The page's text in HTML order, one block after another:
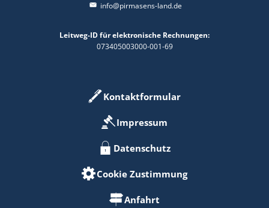
info@pirmasens-land.de
Leitweg-ID für elektronische Rechnungen:
073405003000-001-69
Kontaktformular
Impressum
Datenschutz
Cookie Zustimmung
Anfahrt